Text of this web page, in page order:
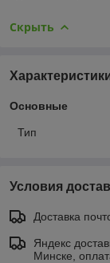
Скрыть
Основные
Тип
Условия
Доставка
Яндекс
Минске,